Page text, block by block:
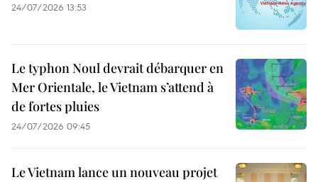
24/07/2026 13:53
Le typhon Noul devrait débarquer en
Mer Orientale, le Vietnam s’attend à
de fortes pluies
24/07/2026 09:45
Le Vietnam lance un nouveau projet